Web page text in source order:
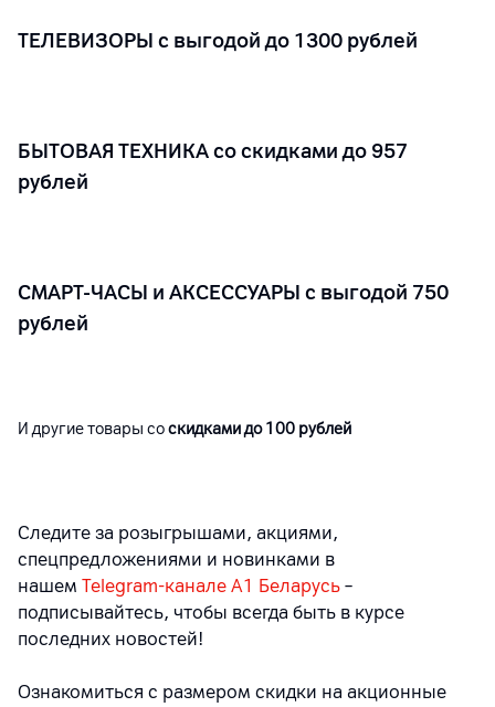
ТЕЛЕВИЗОРЫ с выгодой до 1300 рублей
БЫТОВАЯ ТЕХНИКА со скидками до 957
рублей
СМАРТ-ЧАСЫ и АКСЕССУАРЫ с выгодой 750
рублей
И другие товары соскидками до 100 рублей
Следите за розыгрышами, акциями,
спецпредложениями и новинками в
нашем Telegram-канале A1 Беларусь –
подписывайтесь, чтобы всегда быть в курсе
последних новостей!
Ознакомиться с размером скидки на акционные